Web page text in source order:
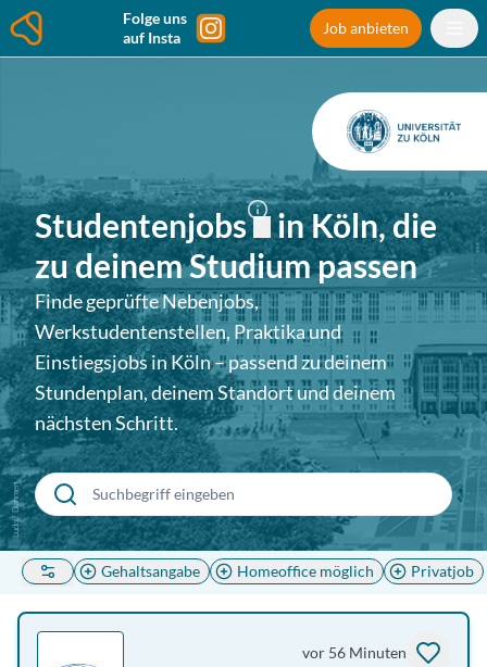
Folge uns
auf Insta
Job anbieten
Ludolf Dahmen
Studentenjobs inKöln, die
zu deinem Studium passen
Finde geprüfte Nebenjobs,
Werkstudentenstellen, Praktika und
Einstiegsjobs inKöln– passend zu deinem
Stundenplan, deinem Standort und deinem
nächsten Schritt.
Gehaltsangabe Homeoffice möglich Privatjob
vor 56 Minuten